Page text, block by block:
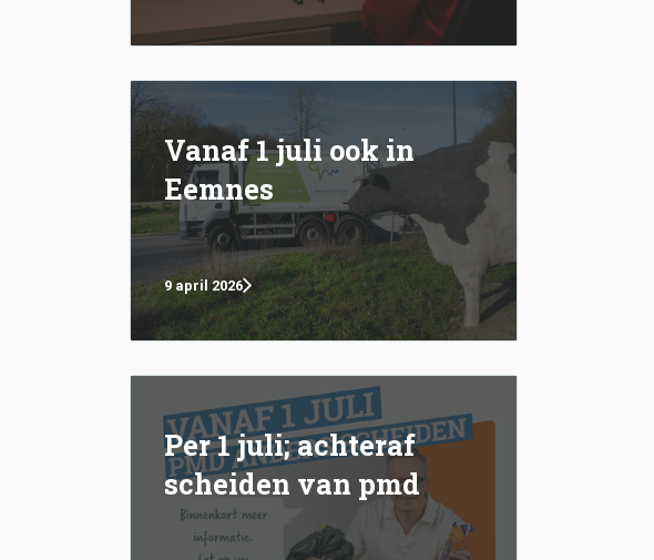
Vanaf 1 juli ook in
Eemnes
9 april 2026
Per 1 juli; achteraf
scheiden van pmd